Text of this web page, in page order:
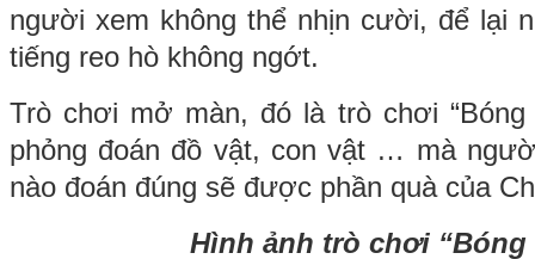
người xem không thể nhịn cười, để lại
tiếng reo hò không ngớt.
Trò chơi mở màn, đó là trò chơi “Bóng
phỏng đoán đồ vật, con vật … mà
nào đoán đúng sẽ được phần quà của
Hình ảnh trò chơi “Bóng